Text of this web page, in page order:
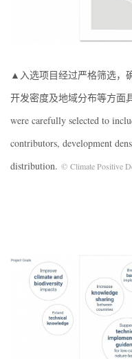
▲入选项目经过严格筛选，
开发密度及地域分布等方面
were carefully selected to
contributors, development
distribution. © Climate Positive